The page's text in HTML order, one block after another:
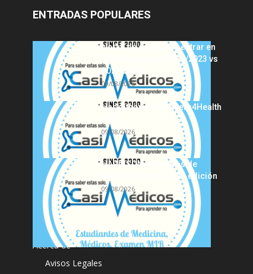
ENTRADAS POPULARES
Notas de corte para entrar en
Medicina, curso 2022/2023 vs
2021/2022
09/08/2026
Hackathon Innomakers4Health
09/08/2026
HARRISON Principios de
Medicina Interna, 19.ª edición
09/08/2026
Acerca de
Avisos Legales